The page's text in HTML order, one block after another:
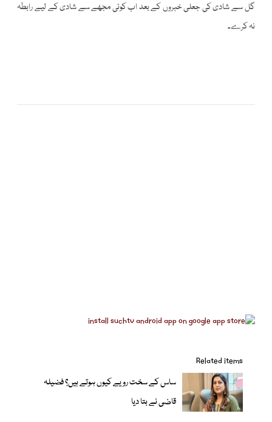
گل سے شادی کی جعلی خبروں کے بعد اب کوئی مجھے سے شادی کے لیے رابطہ
نہ کرے۔
Related items
ساس کے سخت رویے کیوں ہوتے ہیں؟ فضیلہ
قاضی نے بتا دیا